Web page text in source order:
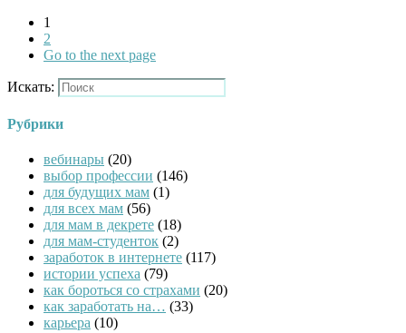
1
2
Go to the next page
Искать:
Рубрики
вебинары (20)
выбор профессии (146)
для будущих мам (1)
для всех мам (56)
для мам в декрете (18)
для мам-студенток (2)
заработок в интернете (117)
истории успеха (79)
как бороться со страхами (20)
как заработать на… (33)
карьера (10)